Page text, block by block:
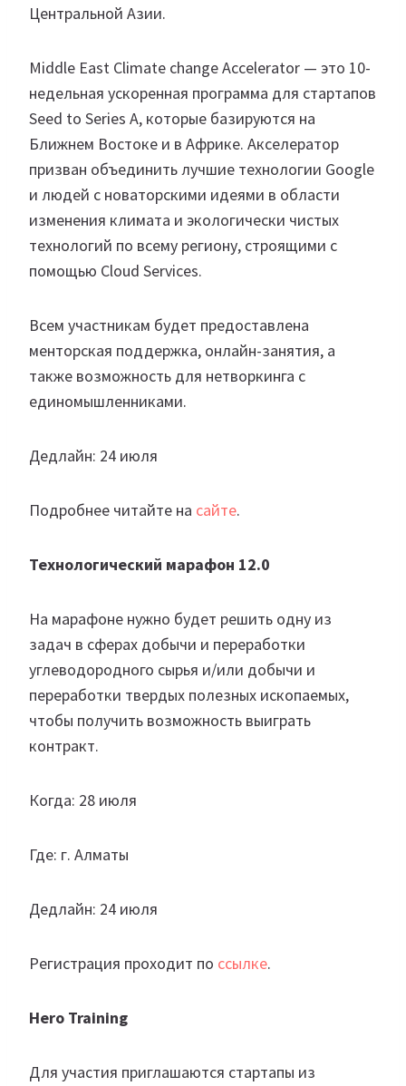
Центральной Азии.
Middle East Climate change Accelerator — это 10-
недельная ускоренная программа для стартапов
Seed to Series A, которые базируются на
Ближнем Востоке и в Африке. Акселератор
призван объединить лучшие технологии Google
и людей с новаторскими идеями в области
изменения климата и экологически чистых
технологий по всему региону, строящими с
помощью Cloud Services.
Всем участникам будет предоставлена
менторская поддержка, онлайн-занятия, а
также возможность для нетворкинга с
единомышленниками.
Дедлайн: 24 июля
Подробнее читайте на сайте.
Технологический марафон 12.0
На марафоне нужно будет решить одну из
задач в сферах добычи и переработки
углеводородного сырья и/или добычи и
переработки твердых полезных ископаемых,
чтобы получить возможность выиграть
контракт.
Когда: 28 июля
Где: г. Алматы
Дедлайн: 24 июля
Регистрация проходит по ссылке.
Hero Training
Для участия приглашаются стартапы из